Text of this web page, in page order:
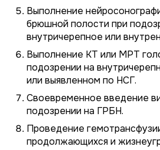
Выполнение
брюшной полости при
внутричерепное или
Выполнение КТ или МРТ
подозрении на
или выявленном по НСГ.
Своевременное введение
подозрении на ГРБН.
Проведение
продолжающихся и